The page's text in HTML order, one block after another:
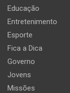
Educação
Entretenimento
Esporte
Fica a Dica
Governo
Jovens
Missões